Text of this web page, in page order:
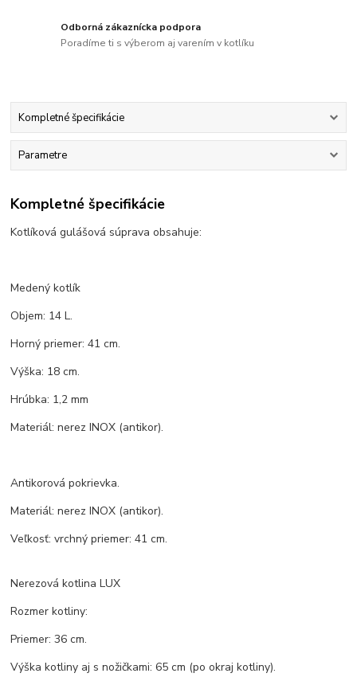
Odborná zákaznícka podpora
Poradíme ti s výberom aj varením v kotlíku
Kompletné špecifikácie
Parametre
Kompletné špecifikácie
Kotlíková gulášová súprava obsahuje:
Medený kotlík
Objem: 14 L.
Horný priemer: 41 cm.
Výška: 18 cm.
Hrúbka: 1,2 mm
Materiál: nerez INOX (antikor).
Antikorová pokrievka.
Materiál: nerez INOX (antikor).
Veľkosť: vrchný priemer: 41 cm.
Nerezová kotlina LUX
Rozmer kotliny:
Priemer: 36 cm.
Výška kotliny aj s nožičkami: 65 cm (po okraj kotliny).